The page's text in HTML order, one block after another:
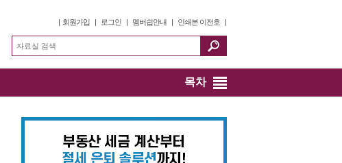
| 회원가입 | 로그인 | 멤버쉽안내 | 인쇄본 이전호 |
목차